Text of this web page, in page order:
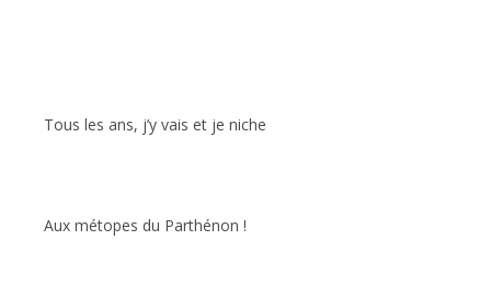
Tous les ans, j’y vais et je niche
Aux métopes du Parthénon !